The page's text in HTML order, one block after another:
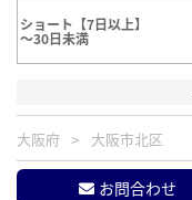
ショート【7日以上】
～30日未満
大阪府 大阪市北区
お問合わせ